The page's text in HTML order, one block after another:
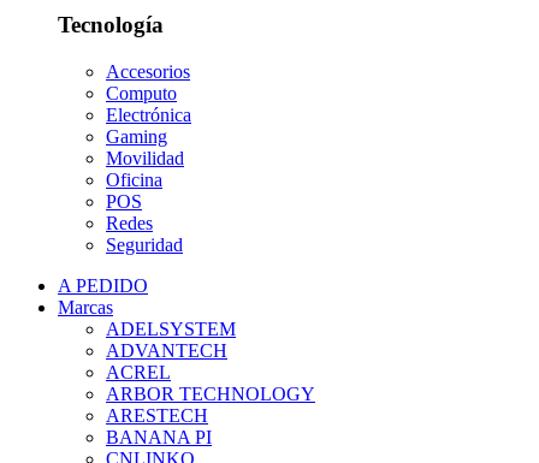
Tecnología
Accesorios
Computo
Electrónica
Gaming
Movilidad
Oficina
POS
Redes
Seguridad
A PEDIDO
Marcas
ADELSYSTEM
ADVANTECH
ACREL
ARBOR TECHNOLOGY
ARESTECH
BANANA PI
CNLINKO